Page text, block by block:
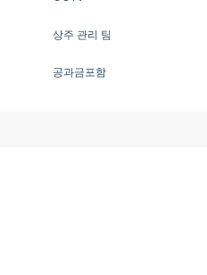
상주 관리 팀
공과금포함